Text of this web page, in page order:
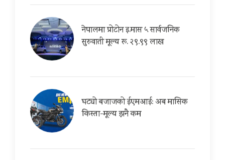
नेपालमा प्रोटोन इ.मास ५ सार्वजनिक
सुरुवाती मूल्य रू. २९.९९ लाख
घट्यो बजाजको ईएमआई: अब मासिक
किस्ता-मूल्य झनै कम